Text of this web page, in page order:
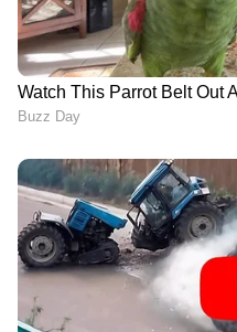
മുൻസിഫ് കോടതി,
ഹൈക്കോടതിയെ സമീപിച്ച്
സർക്കാർ
'കല്ല് കണ്ണിൽ
കണ്ടിരുന്നെങ്കിൽ കാഴ്ച
നഷ്ടപ്പെട്ടേനെ, എല്ലാം
ജനം കണ്ടതാണ്';
എസ്എഫ്ഐ ജില്ലാ
പ്രസിഡന്റിന്റെ ജാമ്യം
തള്ളിയ ഉത്തരവ് പുറത്ത്